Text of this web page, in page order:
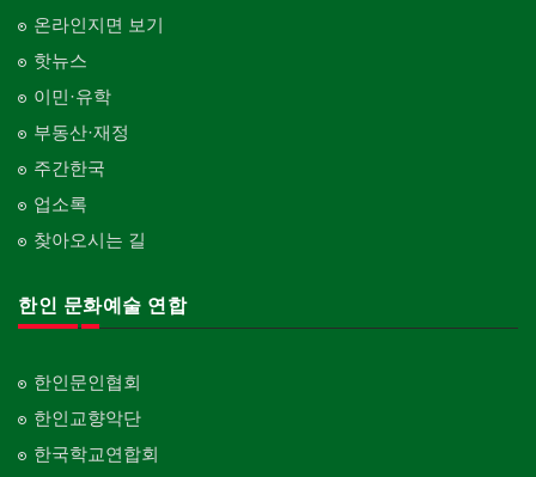
온라인지면 보기
핫뉴스
이민·유학
부동산·재정
주간한국
업소록
찾아오시는 길
한인 문화예술 연합
한인문인협회
한인교향악단
한국학교연합회